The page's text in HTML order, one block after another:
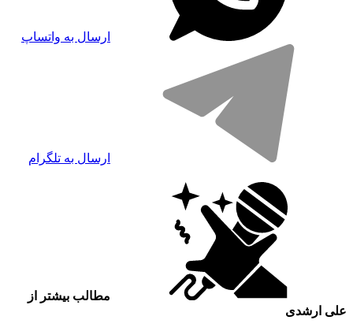
ارسال به واتساپ
ارسال به تلگرام
مطالب بیشتر از
علی ارشدی